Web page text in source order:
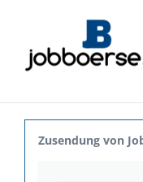
Zusendung von